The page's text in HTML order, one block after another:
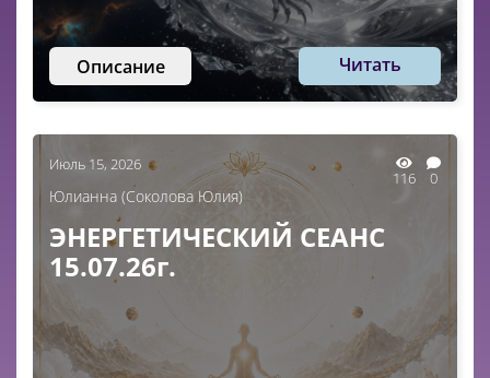
Описание Читать
Июль 15, 2026
116 0
Юлианна (Соколова Юлия)
ЭНЕРГЕТИЧЕСКИЙ СЕАНС
15.07.26г.